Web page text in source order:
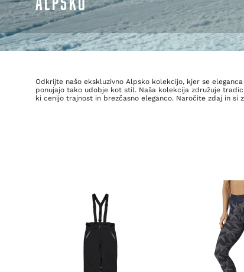
Odkrijte našo ekskluzivno Alpsko kolekcijo, kjer se
ponujajo tako udobje kot stil. Naša kolekcija združuje
ki cenijo trajnost in brezčasno eleganco. Naročite zdaj in si